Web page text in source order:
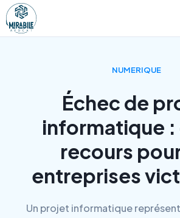
NUMERIQUE
Échec de
informatique :
recours
entreprises
Un projet informatique